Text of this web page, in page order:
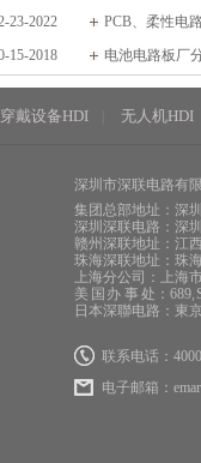
23-2022
PCB、柔性电
15-2018
电池电路板厂
戴设备HDI 无人机HDI
深圳市深联电路有
集团总部地址：深
深圳深联电路：深
赣州深联地址：江
珠海深联地址：珠
上海分公司：上海
美 国 办 事 处：689,
日本深聯电路：東
联系电话：
电子邮箱：